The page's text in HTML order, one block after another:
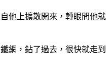
自他 上擴散開來，轉眼間他就
網，鉆了過去，很快就走到